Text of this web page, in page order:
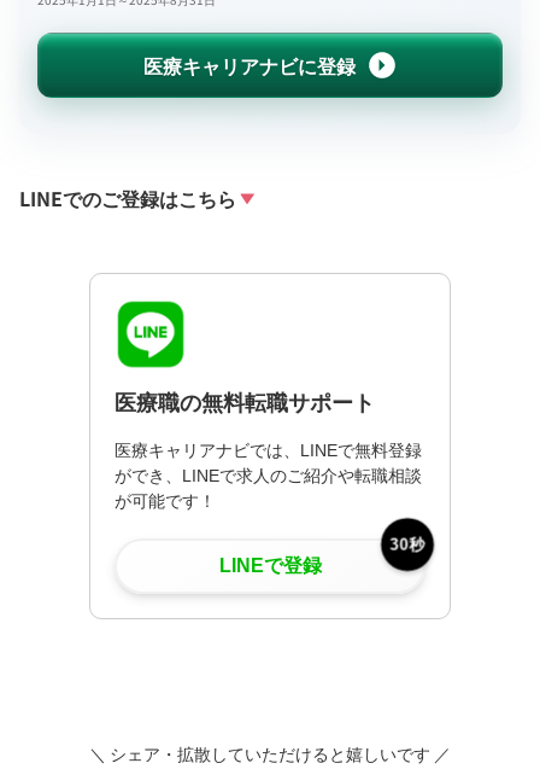
医療キャリアナビに登録
LINEでのご登録はこちら
医療職の無料転職サポート
医療キャリアナビでは、LINEで無料登録
ができ、LINEで求人のご紹介や転職相談
が可能です！
LINEで登録
30秒
＼ シェア・拡散していただけると嬉しいです ／